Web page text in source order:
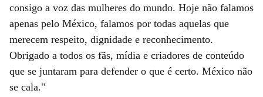
consigo a voz das mulheres do mundo. Hoje não falamos
apenas pelo México, falamos por todas aquelas que
merecem respeito, dignidade e reconhecimento.
Obrigado a todos os fãs, mídia e criadores de conteúdo
que se juntaram para defender o que é certo. México não
se cala."